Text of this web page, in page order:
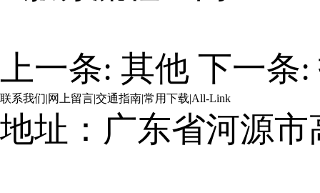
上一条: 其他 下一条:
联系我们|网上留言|交通指南|常用下载|All-Link
地址：广东省河源